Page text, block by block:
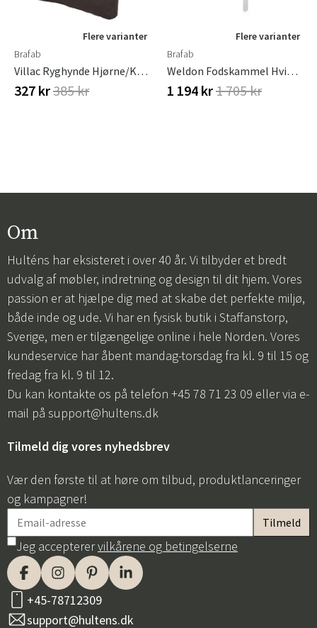
Flere varianter
Brafab
Villac Ryghynde Hjørne/Kort Brun Brafab
327 kr385 kr
Flere varianter
Brafab
Weldon Fodskammel Hvid/Tea Brafab
1 194 kr1 705 kr
Om
Hulténs har eksisteret i over 40 år. Vi tilbyder et bredt
udvalg af møbler, indretning og design til dit hjem. Vores
passion er at hjælpe dig med at skabe det perfekte miljø,
både inde og ude. Vi har en fysisk butik i Staffanstorp,
Sverige, men er tilgængelige online i hele Norden. Vores
kundeservice har åbent mandag-torsdag fra kl. 9 til 15 og
fredag fra kl. 9 til 12.
Du kan kontakte os på telefon +45 78 71 23 09 eller via e-
mail på support@hultens.dk
Tilmeld dig vores nyhedsbrev
Vær den første til at høre om tilbud, produktlanceringer
og kampagner!
Jeg accepterervilkårene og betingelserne
+45-78712309
support@hultens.dk